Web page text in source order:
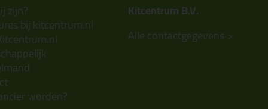
zijn?
bij kitcentrum.nl
worden?
Kitcentrum B.V.
Alle contactgegevens >